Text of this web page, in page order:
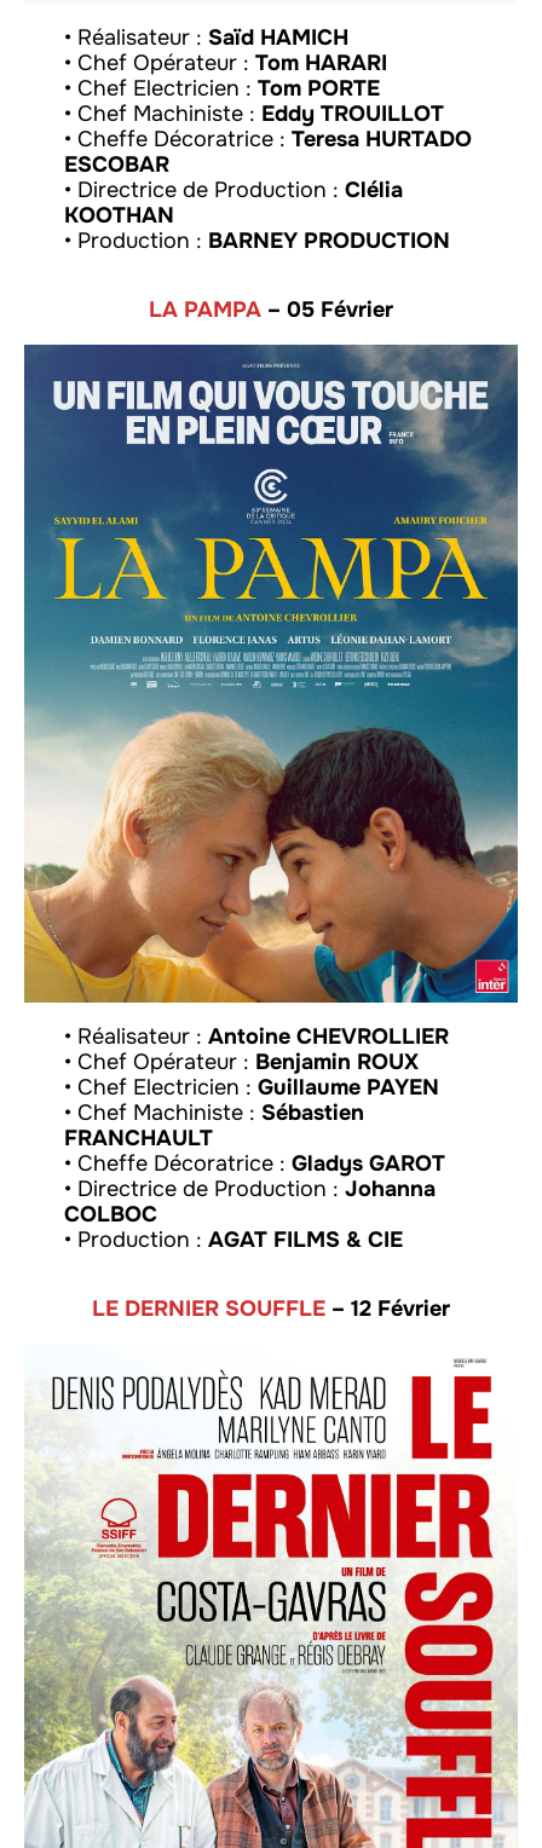
• Réalisateur : Saïd HAMICH
• Chef Opérateur : Tom HARARI
• Chef Electricien : Tom PORTE
• Chef Machiniste : Eddy TROUILLOT
• Cheffe Décoratrice : Teresa HURTADO
ESCOBAR
• Directrice de Production : Clélia
KOOTHAN
• Production : BARNEY PRODUCTION
LA PAMPA – 05 Février
• Réalisateur : Antoine CHEVROLLIER
• Chef Opérateur : Benjamin ROUX
• Chef Electricien : Guillaume PAYEN
• Chef Machiniste : Sébastien
FRANCHAULT
• Cheffe Décoratrice : Gladys GAROT
• Directrice de Production : Johanna
COLBOC
• Production : AGAT FILMS & CIE
LE DERNIER SOUFFLE – 12 Février